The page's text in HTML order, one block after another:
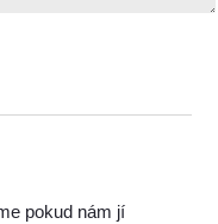
pokud nám jí